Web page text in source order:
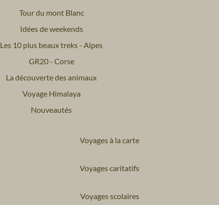
Tour du mont Blanc
Idées de weekends
Les 10 plus beaux treks - Alpes
GR20 - Corse
La découverte des animaux
Voyage Himalaya
Nouveautés
Voyages à la carte
Voyages caritatifs
Voyages scolaires